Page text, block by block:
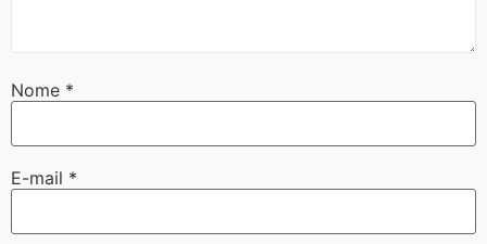
Nome *
E-mail *